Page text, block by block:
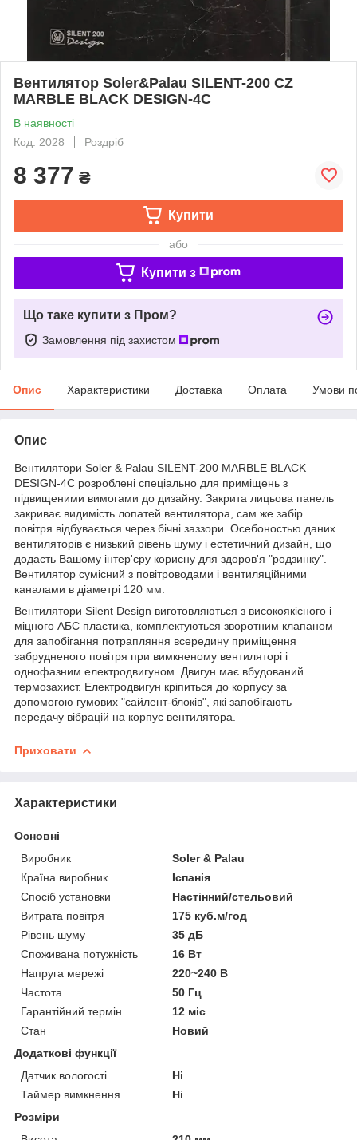
Вентилятор Soler&Palau SILENT-200 CZ
MARBLE BLACK DESIGN-4C
В наявності
Код: 2028
Роздріб
8 377 ₴
Купити
або
Купити з
Що таке купити з Пром?
Замовлення під захистом
Опис Характеристики Доставка Оплата Умови
Опис
Вентилятори Soler & Palau SILENT-200 MARBLE BLACK
DESIGN-4C розроблені спеціально для приміщень з
підвищеними вимогами до дизайну. Закрита лицьова панель
закриває видимість лопатей вентилятора, сам же забір
повітря відбувається через бічні заззори. Осебоностью даних
вентиляторів є низький рівень шуму і естетичний дизайн, що
додасть Вашому інтер'єру корисну для здоров'я "родзинку".
Вентилятор сумісний з повітроводами і вентиляційними
каналами в діаметрі 120 мм.
Вентилятори Silent Design виготовляються з високоякісного і
міцного АБС пластика, комплектуються зворотним клапаном
для запобігання потрапляння всередину приміщення
забрудненого повітря при вимкненому вентиляторі і
однофазним електродвигуном. Двигун має вбудований
термозахист. Електродвигун кріпиться до корпусу за
допомогою гумових "сайлент-блоків", які запобігають
передачу вібрацій на корпус вентилятора.
Приховати
Характеристики
Основні
Виробник
Soler & Palau
Країна виробник
Іспанія
Спосіб установки
Настінний/стельовий
Витрата повітря
175 куб.м/год
Рівень шуму
35 дБ
Споживана потужність
16 Вт
Напруга мережі
220~240 В
Частота
50 Гц
Гарантійний термін
12 міс
Стан
Новий
Додаткові функції
Датчик вологості
Ні
Таймер вимкнення
Ні
Розміри